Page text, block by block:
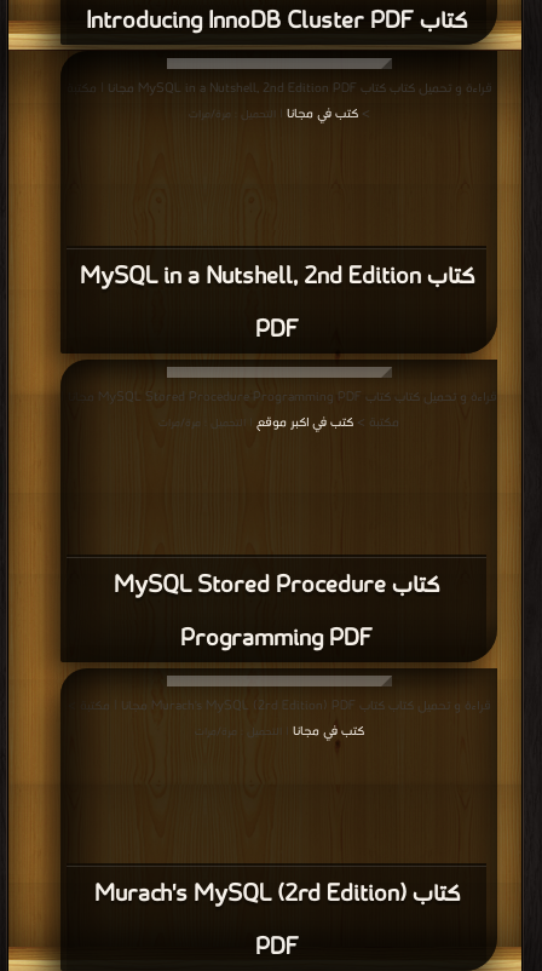
كتاب Introducing InnoDB Cluster PDF
كتاب MySQL in a Nutshell, 2nd Edition
PDF
قراءة و تحميل كتاب كتاب MySQL in a Nutshell, 2nd Edition PDF مجانا | مكتبة
>كتب في مجانا | التحميل : مرة/مرات
كتاب MySQL Stored Procedure
Programming PDF
قراءة و تحميل كتاب كتاب MySQL Stored Procedure Programming PDF مجانا |
مكتبة > كتب في اكبر موقع | التحميل : مرة/مرات
كتاب Murach's MySQL (2rd Edition)
PDF
قراءة و تحميل كتاب كتاب Murach's MySQL (2rd Edition) PDF مجانا | مكتبة >
كتب في مجانا | التحميل : مرة/مرات